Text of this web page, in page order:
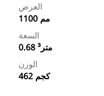
العرض
1100 مم
السعة
0.68 متر³
الوزن
462 كجم